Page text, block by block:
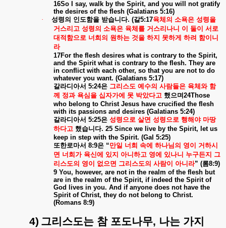
16So I say, walk by the Spirit, and you will not gratify
the desires of the flesh (Galatians 5:16)
·
성령의 인도함을 받습니다. (갈5:17육체의 소욕은 성령을
거스리고 성령의 소욕은 육체를 거스리나니 이 둘이 서로
대적함으로 너희의 원하는 것을 하지 못하게 하려 함이니
라
17For the flesh desires what is contrary to the Spirit,
and the Spirit what is contrary to the flesh. They are
in conflict with each other, so that you are not to do
whatever you want. (Galatians 5:17)
갈라디아서 5:24은 그리스도 예수의 사람들은 육체와 함
께 정과 욕심을 십자가에 못 박았다고 했으며 24Those
who belong to Christ Jesus have crucified the flesh
with its passions and desires (Galatians 5:24)
갈라디아서 5:25은 성령으로 살면 성령으로 행해야 마땅
하다고 했습니다. 25 Since we live by the Spirit, let us
keep in step with the Spirit. (Gal 5:25)
또한로마서 8:9은 “만일 너희 속에 하나님의 영이
거하시
면 너희가 육신에 있지 아니하고 영에 있나니 누구든지 그
리스도의 영이 없으면 그리스도의 사람이 아니라” (롬8:9)
9 You, however, are not in the realm of the flesh but
are in the realm of the Spirit, if indeed the Spirit of
God lives in you. And if anyone does not have the
Spirit of Christ, they do not belong to Christ.
(Romans 8:9)
4) 그리스도는 참 포도나무, 나는 가지